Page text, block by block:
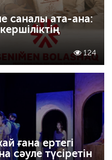
саналы ата-ана:
124
ғана ертегі
сәуле түсіретін